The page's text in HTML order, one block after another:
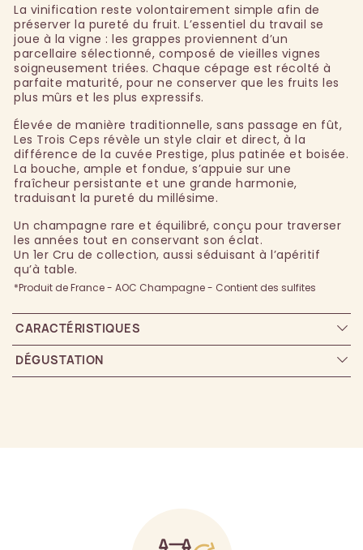
La vinification reste volontairement simple afin de
préserver la pureté du fruit. L’essentiel du travail se
joue à la vigne : les grappes proviennent d’un
parcellaire sélectionné, composé de vieilles vignes
soigneusement triées. Chaque cépage est récolté à
parfaite maturité, pour ne conserver que les fruits les
plus mûrs et les plus expressifs.
Élevée de manière traditionnelle, sans passage en fût,
Les Trois Ceps révèle un style clair et direct, à la
différence de la cuvée Prestige, plus patinée et boisée.
La bouche, ample et fondue, s’appuie sur une
fraîcheur persistante et une grande harmonie,
traduisant la pureté du millésime.
Un champagne rare et équilibré, conçu pour traverser
les années tout en conservant son éclat.
Un 1er Cru de collection, aussi séduisant à l’apéritif
qu’à table.
*Produit de France - AOC Champagne - Contient des sulfites
CARACTÉRISTIQUES
DÉGUSTATION